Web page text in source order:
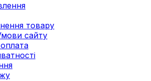
товару
сайту